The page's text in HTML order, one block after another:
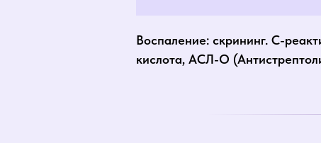
Воспаление: скрининг. С-
кислота, АСЛ-О